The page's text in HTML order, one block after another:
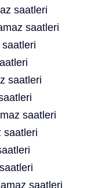
saatleri
saatleri
saatleri
saatleri
saatleri
saatleri